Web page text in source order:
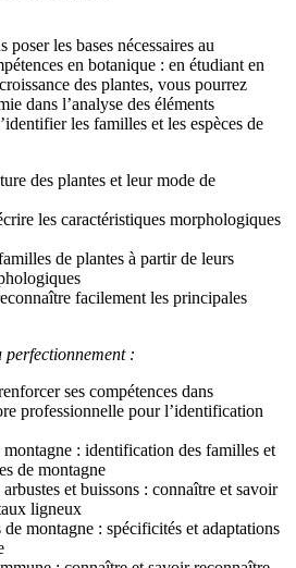
les bases nécessaires au
en botanique : en étudiant en
des plantes, vous pourrez
dans l’analyse des éléments
les familles et les espèces de
des plantes et leur mode de
les caractéristiques morphologiques
de plantes à partir de leurs
facilement les principales
:
ses compétences dans
professionnelle pour l’identification
: identification des familles et
de montagne
et buissons : connaître et savoir
ligneux
montagne : spécificités et adaptations